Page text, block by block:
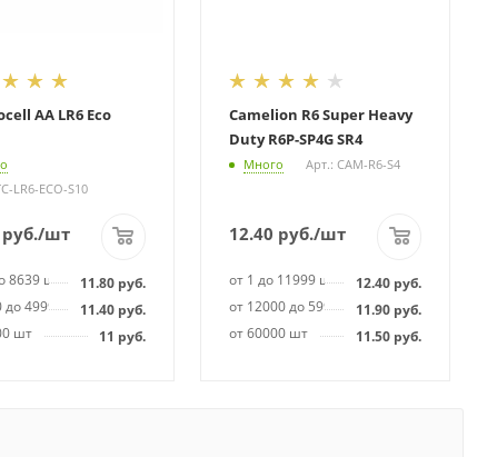
AA LR6 Eco
LR6-ECO-S10
руб./шт
8639 шт 11.80руб.
до 49999 шт11.40руб.
шт
11 руб.
Camelion R6 Super Heavy
Duty R6P-SP4G SR4
Много Арт.: CAM-R6-S4
12.40 руб./шт
от 1 до 11999 шт 12.40 руб.
от 12000 до 59999 шт11.90 руб.
от 60000 шт
11.50 руб.